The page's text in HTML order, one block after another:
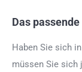
Das
Haben Sie sich
müssen Sie sich